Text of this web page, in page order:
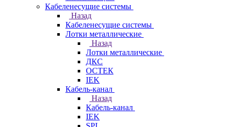
Кабеленесущие системы
Назад
Кабеленесущие системы
Лотки металлические
Назад
Лотки металлические
ДКС
ОСТЕК
IEK
Кабель-канал
Назад
Кабель-канал
IEK